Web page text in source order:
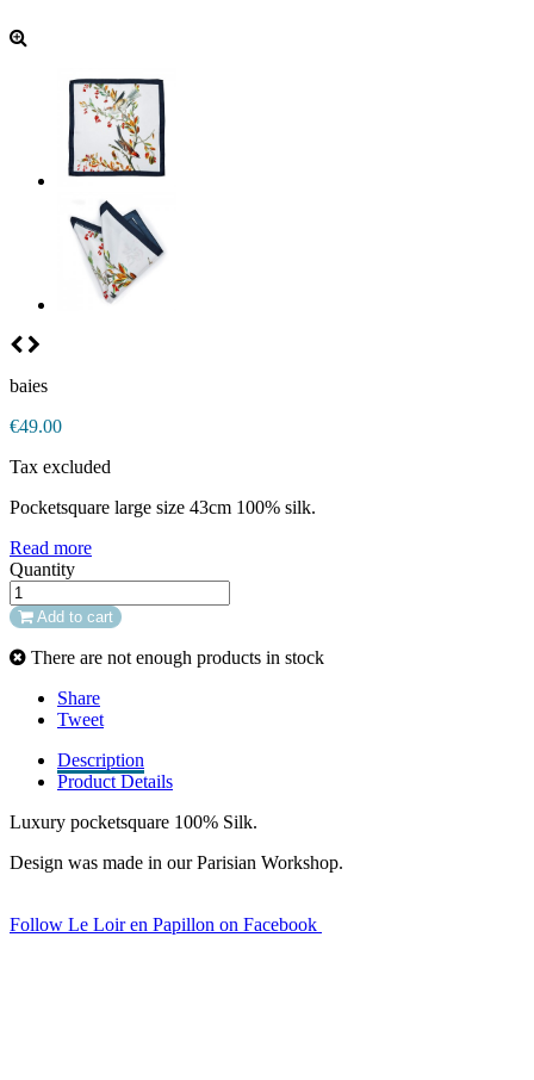
baies
€49.00
Tax excluded
Pocketsquare large size 43cm 100% silk.
Read more
Quantity
Add to cart
There are not enough products in stock
Share
Tweet
Description
Product Details
Luxury pocketsquare 100% Silk.
Design was made in our Parisian Workshop.
Follow Le Loir en Papillon on Facebook